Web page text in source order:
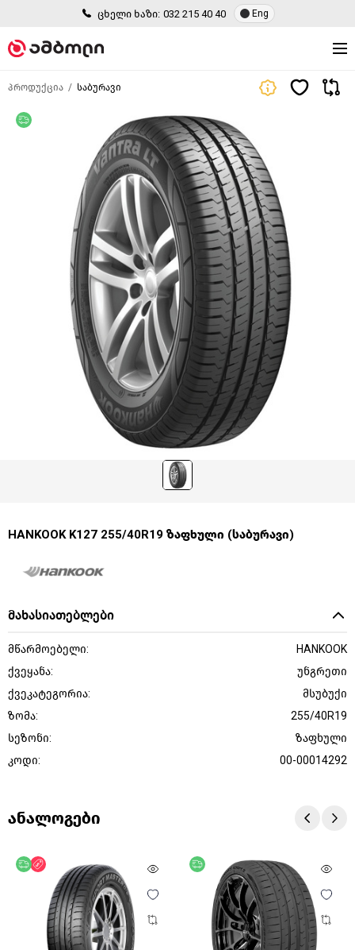
ცხელი ხაზი: 032 215 40 40 Eng
პროდუქცია საბურავი
HANKOOK K127 255/40R19 ზაფხული (საბურავი)
მახასიათებლები
მწარმოებელი:
HANKOOK
ქვეყანა:
უნგრეთი
ქვეკატეგორია:
მსუბუქი
ზომა:
255/40R19
სეზონი:
ზაფხული
კოდი:
00-00014292
ანალოგები
უფასო მიწოდება
ფასდაკლება უფასო მიწოდება